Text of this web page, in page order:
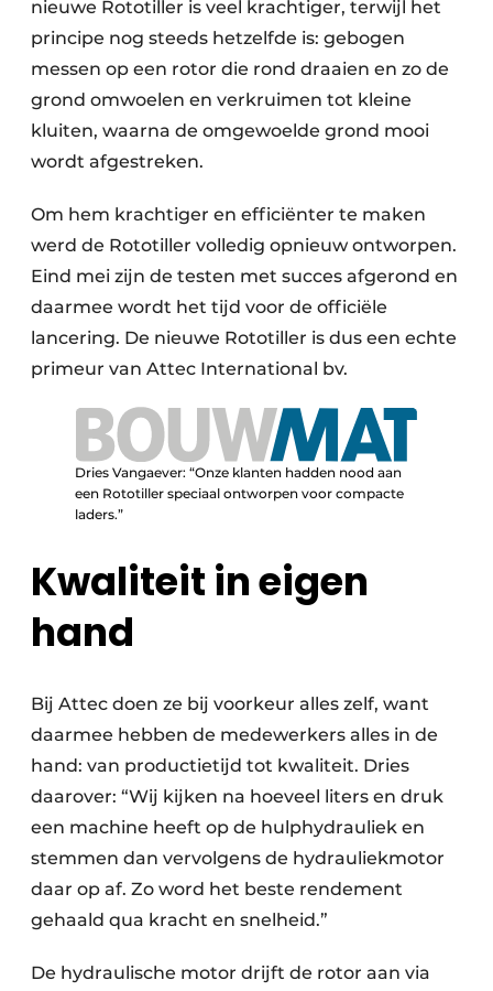
nieuwe Rototiller is veel krachtiger, terwijl het
principe nog steeds hetzelfde is: gebogen
messen op een rotor die rond draaien en zo de
grond omwoelen en verkruimen tot kleine
kluiten, waarna de omgewoelde grond mooi
wordt afgestreken.
Om hem krachtiger en efficiënter te maken
werd de Rototiller volledig opnieuw ontworpen.
Eind mei zijn de testen met succes afgerond en
daarmee wordt het tijd voor de officiële
lancering. De nieuwe Rototiller is dus een echte
primeur van Attec International bv.
Dries Vangaever: “Onze klanten hadden nood aan
een Rototiller speciaal ontworpen voor compacte
laders.”
Kwaliteit in eigen
hand
Bij Attec doen ze bij voorkeur alles zelf, want
daarmee hebben de medewerkers alles in de
hand: van productietijd tot kwaliteit. Dries
daarover: “Wij kijken na hoeveel liters en druk
een machine heeft op de hulphydrauliek en
stemmen dan vervolgens de hydrauliekmotor
daar op af. Zo word het beste rendement
gehaald qua kracht en snelheid.”
De hydraulische motor drijft de rotor aan via